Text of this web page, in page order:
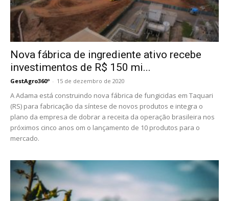
Nova fábrica de ingrediente ativo recebe
investimentos de R$ 150 mi...
GestAgro360º - 15 de dezembro de 2020
A Adama está construindo nova fábrica de fungicidas em Taquari
(RS) para fabricação da síntese de novos produtos e integra o
plano da empresa de dobrar a receita da operação brasileira nos
próximos cinco anos om o lançamento de 10 produtos para o
mercado.